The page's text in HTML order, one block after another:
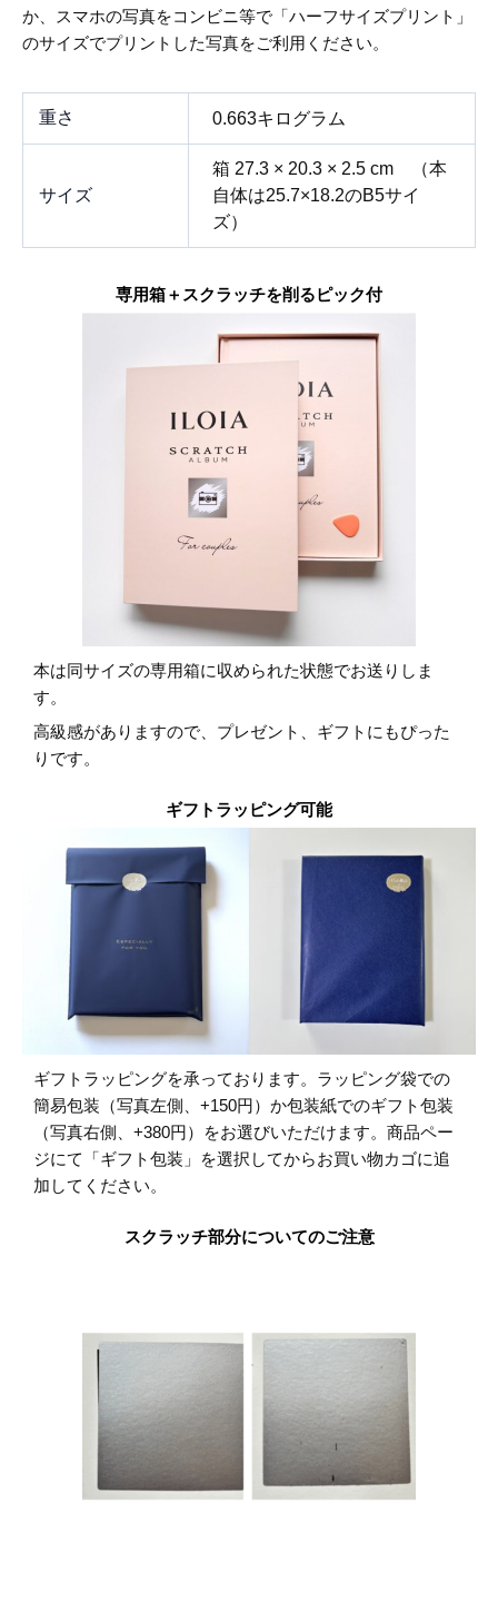
か、スマホの写真をコンビニ等で「ハーフサイズプリント」
のサイズでプリントした写真をご利用ください。
重さ 0.663キログラム
サイズ
箱 27.3 × 20.3 × 2.5 cm （本
自体は25.7×18.2のB5サイ
ズ）
専用箱＋スクラッチを削るピック付
本は同サイズの専用箱に収められた状態でお送りしま
す。
高級感がありますので、プレゼント、ギフトにもぴった
りです。
ギフトラッピング可能
ギフトラッピングを承っております。ラッピング袋での
簡易包装（写真左側、+150円）か包装紙でのギフト包装
（写真右側、+380円）をお選びいただけます。商品ペー
ジにて「ギフト包装」を選択してからお買い物カゴに追
加してください。
スクラッチ部分についてのご注意